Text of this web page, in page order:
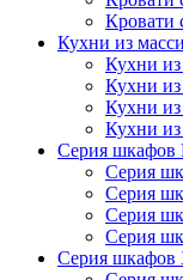
Кровати
Кухни из
Кухни из
Кухни из
Кухни из
Кухни
Серия шкафов
Серия
Серия
Серия
Серия
Серия шкафов